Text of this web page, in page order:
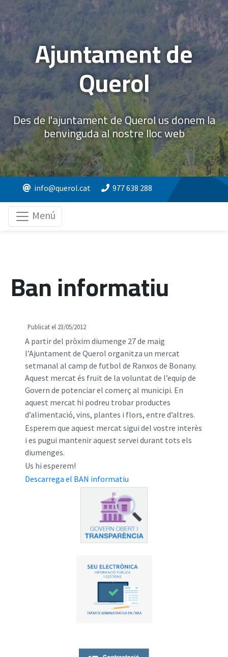
Ajuntament de
Querol
Des de l'ajuntament de Querol us donem la
benvinguda al nostre lloc web
info@querol.cat 977 638 288
Menú
Ban informatiu
Publicat el 23/05/2012
A partir del pròxim diumenge 27 de maig
l’Ajuntament de Querol organitza un mercat
setmanal al camp de futbol de Ranxos de Bonany.
Aquest mercat és fruit de la voluntat de l’equip de
Govern de potenciar el comerç al municipi. En
aquest mercat hi podreu trobar productes
d’alimentació, vins, plantes i flors, entre d’altres.
Esperem que aquest mercat sigui del vostre interès
i es pugui mantenir aquest servei durant tots els
diumenges.
Us hi esperem!
Descarrega el BAN informatiu